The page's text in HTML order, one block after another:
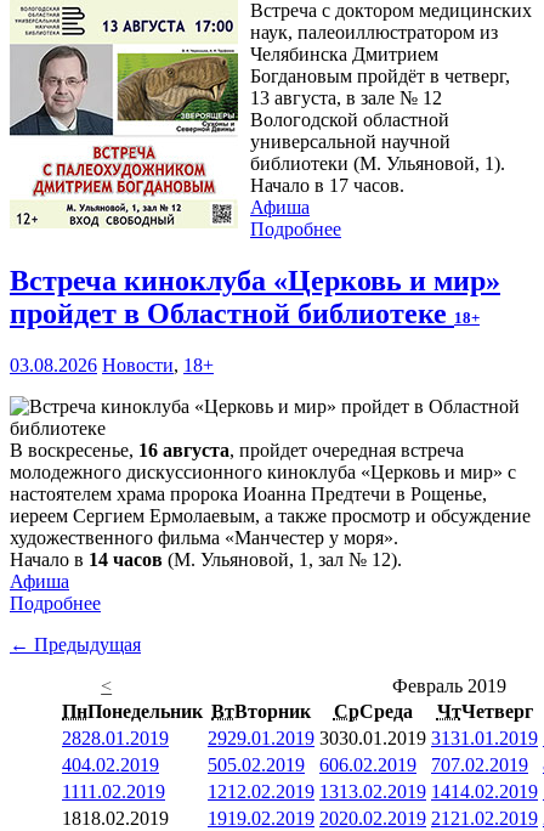
Встреча с доктором медицинских
наук, палеоиллюстратором из
Челябинска Дмитрием
Богдановым пройдёт в четверг,
13 августа, в зале № 12
Вологодской областной
универсальной научной
библиотеки (М. Ульяновой, 1).
Начало в 17 часов.
Афиша
Подробнее
Встреча киноклуба «Церковь и мир»
пройдет в Областной библиотеке 18+
03.08.2026 Новости, 18+
В воскресенье, 16 августа, пройдет очередная встреча
молодежного дискуссионного киноклуба «Церковь и мир» с
настоятелем храма пророка Иоанна Предтечи в Рощенье,
иереем Сергием Ермолаевым, а также просмотр и обсуждение
художественного фильма «Манчестер у моря».
Начало в 14 часов (М. Ульяновой, 1, зал № 12).
Афиша
Подробнее
← Предыдущая
<
Февраль 2019
ПнПонедельник ВтВторник СрСреда ЧтЧетверг
2828.01.2019 2929.01.2019 3030.01.2019 3131.01.2019
404.02.2019 505.02.2019 606.02.2019 707.02.2019
1111.02.2019 1212.02.2019 1313.02.2019 1414.02.2019
1818.02.2019 1919.02.2019 2020.02.2019 21 21.02.2019